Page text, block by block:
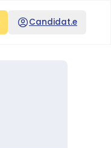
Candidat.e